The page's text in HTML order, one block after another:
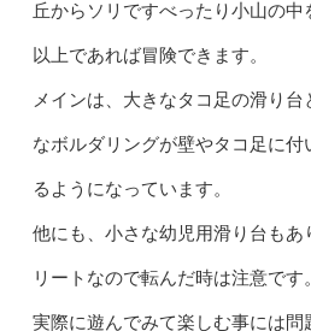
丘からソリですべったり小山の
以上であれば冒険できます。
メインは、大きなタコ足の滑り台
なボルダリングが壁やタコ足に
るようになっています。
他にも、小さな幼児用滑り台もあ
リートなので転んだ時は注意です。
実際に遊んでみて楽しむ事には問